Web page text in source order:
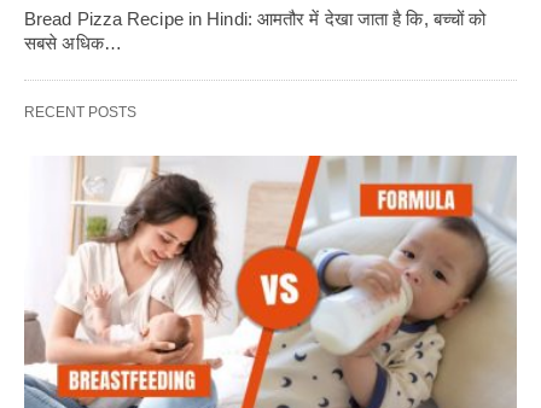
Bread Pizza Recipe in Hindi: आमतौर में देखा जाता है कि, बच्चों को
सबसे अधिक…
RECENT POSTS